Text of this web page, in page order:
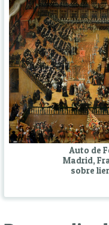
Auto de
Madrid,
sobre